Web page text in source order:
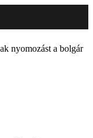
nyomozást a bolgár